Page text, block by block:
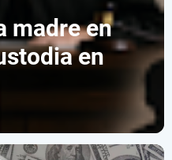
madre en
en